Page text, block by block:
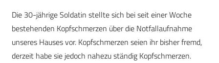
Die 30-jährige Soldatin stellte sich bei seit einer Woche
bestehenden Kopfschmerzen über die Notfallaufnahme
unseres Hauses vor. Kopfschmerzen seien ihr bisher fremd,
derzeit habe sie jedoch nahezu ständig Kopfschmerzen.